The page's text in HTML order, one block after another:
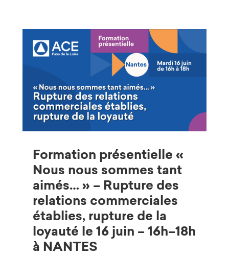
Formation présentielle «
Nous nous sommes tant
aimés… » – Rupture des
relations commerciales
établies, rupture de la
loyauté le 16 juin – 16h–18h
à NANTES